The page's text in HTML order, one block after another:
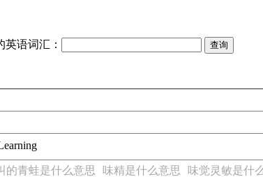
语词汇：
的青蛙是什么意思 味精是什么意思 味觉灵敏是什